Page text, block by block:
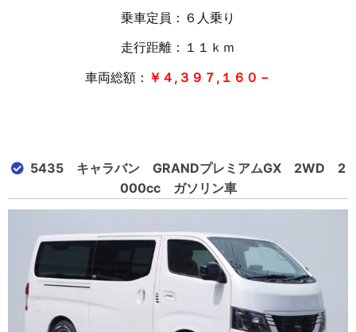
乗車定員：６人乗り
走行距離：１１ ｋｍ
車両総額： ￥４,３９７,１６０－
5435 キャラバン GRANDプレミアムGX 2WD 2
000cc ガソリン車